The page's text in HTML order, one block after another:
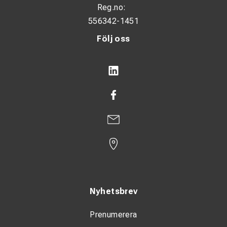
En dubbelverkande hydraulkrets. En elektrisk styrsignal.
Konstant ström + / -. Pedal alt. knapp för styrsignal.
Följ oss
Nyhetsbrev
Prenumerera
Reg.no:
556342-1451